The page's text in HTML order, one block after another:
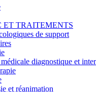
ET TRAITEMENTS
de support
diagnostique et
et réanimation